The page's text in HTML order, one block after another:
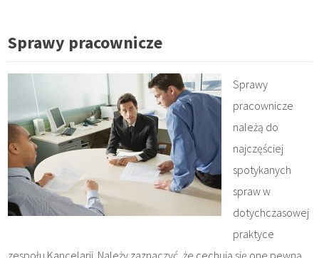
Sprawy pracownicze
Sprawy
pracownicze
należą do
najczęściej
spotykanych
spraw w
dotychczasowej
praktyce